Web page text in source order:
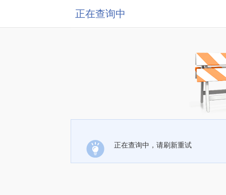
正在查询中
正在查询中，请刷新重试